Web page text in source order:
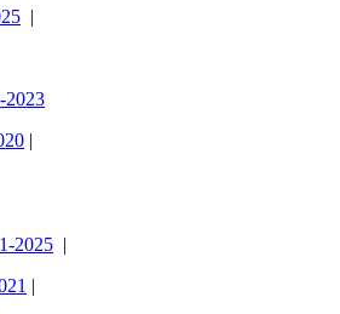
|
2023
|
1-2025 |
|